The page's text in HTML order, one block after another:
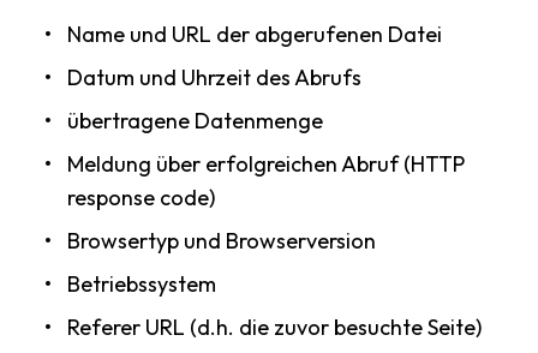
Name und URL der abgerufenen Datei
Datum und Uhrzeit des Abrufs
übertragene Datenmenge
Meldung über erfolgreichen Abruf (HTTP
response code)
Browsertyp und Browserversion
Betriebssystem
Referer URL (d.h. die zuvor besuchte Seite)